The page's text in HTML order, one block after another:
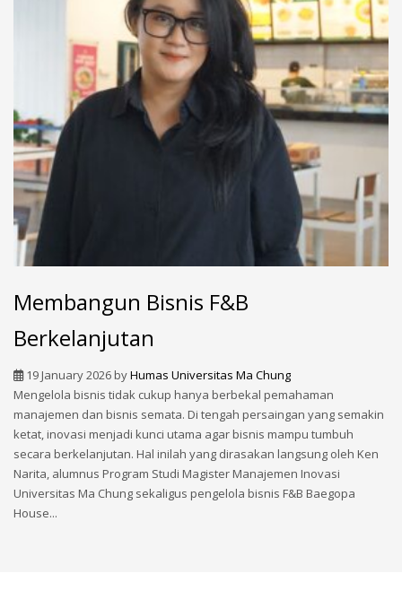
Membangun Bisnis F&B
Berkelanjutan
19 January 2026byHumas Universitas Ma Chung
Mengelola bisnis tidak cukup hanya berbekal pemahaman
manajemen dan bisnis semata. Di tengah persaingan yang semakin
ketat, inovasi menjadi kunci utama agar bisnis mampu tumbuh
secara berkelanjutan. Hal inilah yang dirasakan langsung oleh Ken
Narita, alumnus Program Studi Magister Manajemen Inovasi
Universitas Ma Chung sekaligus pengelola bisnis F&B Baegopa
House...